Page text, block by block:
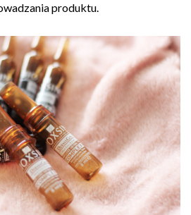
produktu.